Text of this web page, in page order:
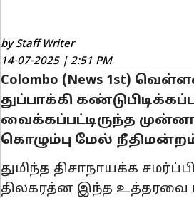
by Staff Writer
14-07-2025 | 2:51 PM
Colombo (News 1st)
துப்பாக்கி
வைக்கப்பட்டிருந்த
கொழும்பு மேல்
துமிந்த திசாநாயக்க
திலகரத்ன இந்த உத்தரவை